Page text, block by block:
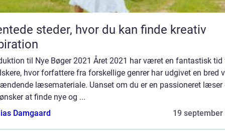
steder, hvor du kan finde kreativ
til Nye Bøger 2021 Året 2021 har været en fantastisk tid
hvor forfattere fra forskellige genrer har udgivet en bred
læsemateriale. Uanset om du er en passioneret læser
at finde nye og ...
Damgaard
19 september